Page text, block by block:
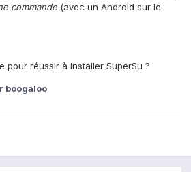
commande (avec un Android sur le
pour réussir à installer SuperSu ?
boogaloo